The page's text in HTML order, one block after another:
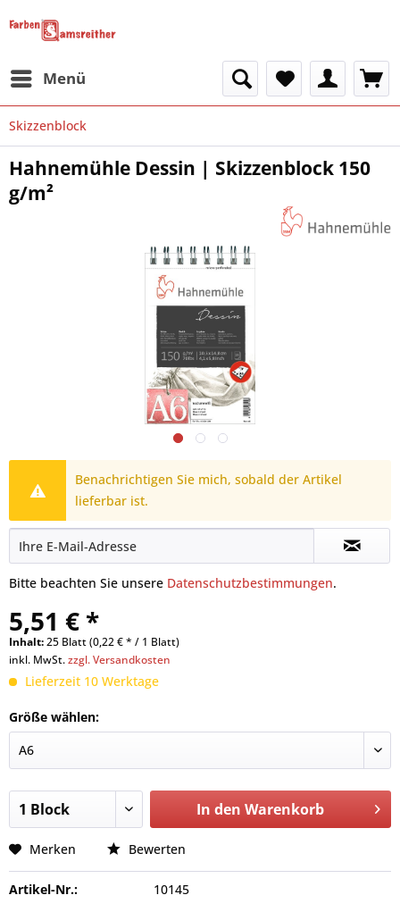
Menü
Skizzenblock
Hahnemühle Dessin | Skizzenblock 150
g/m²
Benachrichtigen Sie mich, sobald der Artikel
lieferbar ist.
Bitte beachten Sie unsere Datenschutzbestimmungen.
5,51 € *
Inhalt:25 Blatt (0,22 € * / 1 Blatt)
inkl. MwSt.zzgl. Versandkosten
Lieferzeit 10 Werktage
Größe wählen:
In den Warenkorb
Merken Bewerten
Artikel-Nr.: 10145